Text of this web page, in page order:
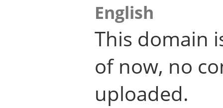
English
This domain
of now, no
uploaded.